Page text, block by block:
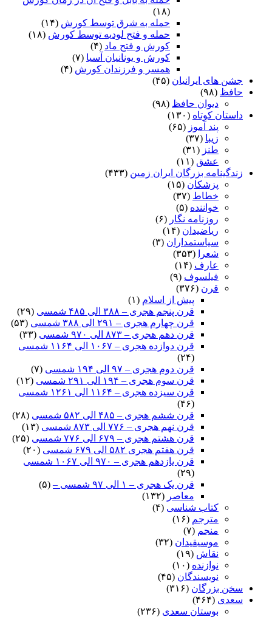
(۱۸)
حمله به شرق توسط کورش (۱۴)
حمله و فتح لودیه توسط کورش (۱۸)
کورش و فتح ماد (۴)
کورش و یونانیان آسیا (۷)
همسر و فرزندان کورش (۴)
جشن های ایرانیان (۴۵)
حافظ (۹۸)
دیوان حافظ (۹۸)
داستان کوتاه (۱۳۰)
پند آموز (۶۵)
زیبا (۳۷)
طنز (۳۱)
عشق (۱۱)
زندگینامه بزرگان ایران زمین (۴۳۳)
پزشکان (۱۵)
خطاط (۳۷)
خواننده (۵)
روزنامه نگار (۶)
ریاضیدان (۱۴)
سیاستمداران (۳)
شعرا
(۳۵۳)
عارف (۱۴)
فیلسوف (۹)
قرن (۳۷۶)
پیش از اسلام (۱)
قرن پنجم هجری – ۳۸۸ الی ۴۸۵ شمسی
(۲۹)
قرن چهارم هجری – ۲۹۱ الی ۳۸۸ شمسی
(۵۳)
قرن دهم هجری – ۸۷۳ الی ۹۷۰ شمسی
(۳۳)
قرن دوازده هجری – ۱۰۶۷ الی ۱۱۶۴ شمسی
(۲۴)
قرن دوم هجری – ۹۷ الی ۱۹۴ شمسی
(۷)
قرن سوم هجری – ۱۹۴ الی ۲۹۱ شمسی
(۱۲)
قرن سیزده هجری – ۱۱۶۴ الی ۱۲۶۱ شمسی
(۴۶)
قرن ششم هجری – ۴۸۵ الی ۵۸۲ شمسی
(۲۸)
قرن نهم هجری – ۷۷۶ الی ۸۷۳ شمسی
(۱۳)
قرن هشتم هجری – ۶۷۹ الی ۷۷۶ شمسی
(۲۵)
قرن هفتم هجری ۵۸۲ الی ۶۷۹ شمسی
(۲۰)
قرن یازدهم هجری – ۹۷۰ الی ۱۰۶۷ شمسی
(۲۹)
قرن یک هجری – ۱ الی ۹۷ شمسی –
(۵)
معاصر (۱۳۲)
کتاب شناسی (۴)
مترجم (۱۶)
منجم (۷)
موسیقیدان (۳۲)
نقاش (۱۹)
نوازنده (۱۰)
نویسندگان (۴۵)
سخن بزرگان (۳۱۶)
سعدی (۴۶۴)
بوستان سعدی (۲۳۶)